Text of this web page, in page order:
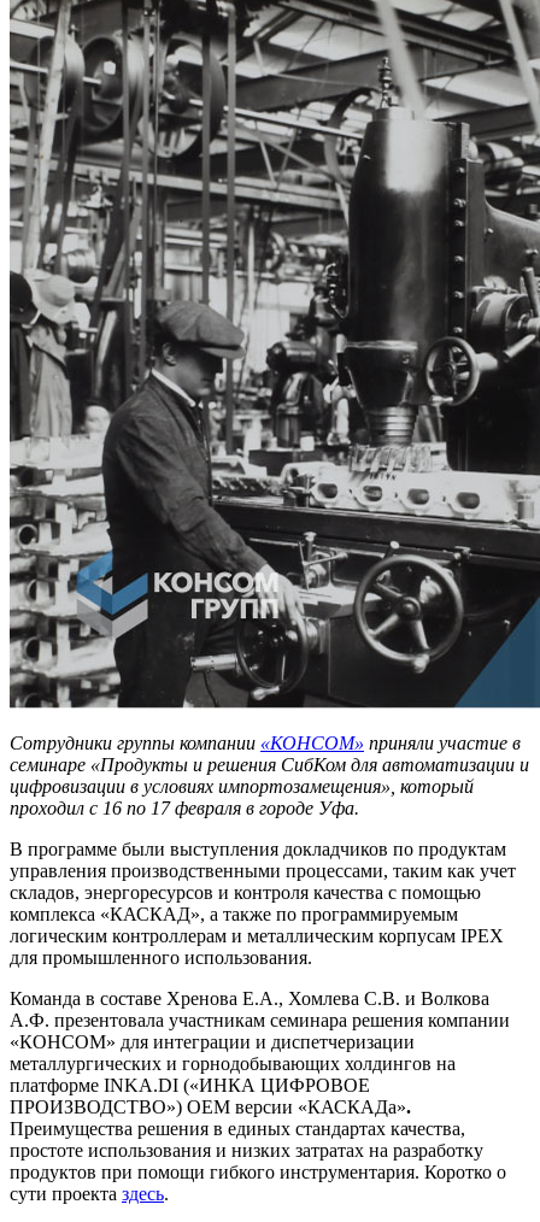
Сотрудники группы компании «КОНСОМ» приняли участие в
семинаре «Продукты и решения СибКом для автоматизации и
цифровизации в условиях импортозамещения», который
проходил с 16 по 17 февраля в городе Уфа.
В программе были выступления докладчиков по продуктам
управления производственными процессами, таким как учет
складов, энергоресурсов и контроля качества с помощью
комплекса «КАСКАД», а также по программируемым
логическим контроллерам и металлическим корпусам IPEX
для промышленного использования.
Команда в составе Хренова Е.А., Хомлева С.В. и Волкова
А.Ф. презентовала участникам семинара решения компании
«КОНСОМ» для интеграции и диспетчеризации
металлургических и горнодобывающих холдингов на
платформе INKA.DI («ИНКА ЦИФРОВОЕ
ПРОИЗВОДСТВО») ОЕМ версии «КАСКАДа».
Преимущества решения в единых стандартах качества,
простоте использования и низких затратах на разработку
продуктов при помощи гибкого инструментария. Коротко о
сути проекта здесь.